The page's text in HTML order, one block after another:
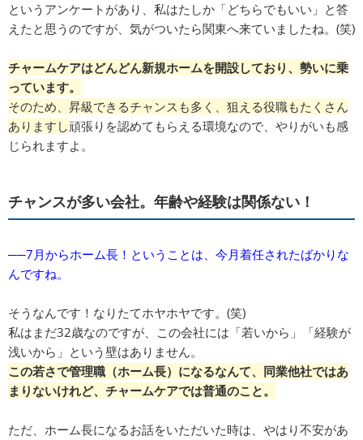
というアンケートがあり、私はたしか「どちらでもいい」と答
えたと思うのですが、気がついたら関東へ来ていましたね。(笑)
チャームケアはどんどん新規ホームを開設しており、勢いに乗
っています。
そのため、昇級できるチャンスも多く、狙える役職もたくさん
ありますし頑張りを認めてもらえる環境なので、やりがいも感
じられますよ。
チャンスが多い会社。年齢や経験は関係ない！
──7月からホーム長！ということは、今月着任されたばかりな
んですね。
そうなんです！なりたてホヤホヤです。(笑)
私はまだ32歳なのですが、この会社には「若いから」「経験が
浅いから」という壁はありません。
この若さで管理職（ホーム長）になるなんて、同業他社ではあ
まりないけれど、チャームケアでは普通のこと。
ただ、ホーム長になるお話をいただいた時は、やはり不安があ